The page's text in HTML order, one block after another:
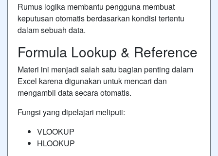
Rumus logika membantu pengguna membuat
keputusan otomatis berdasarkan kondisi tertentu
dalam sebuah data.
Formula Lookup & Reference
Materi ini menjadi salah satu bagian penting dalam
Excel karena digunakan untuk mencari dan
mengambil data secara otomatis.
Fungsi yang dipelajari meliputi:
VLOOKUP
HLOOKUP